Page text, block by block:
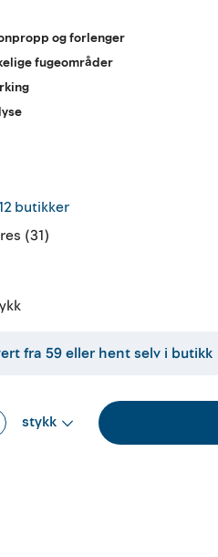
og forlenger
fugeområder
butikker
(31)
fra 59eller hent selv i butikk
stykk